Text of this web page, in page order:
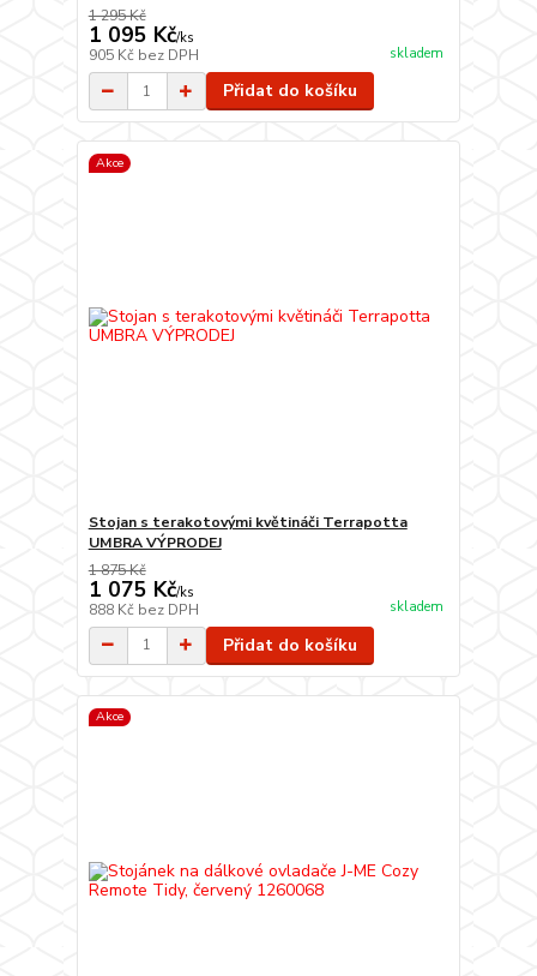
1 295 Kč
1 095 Kč/ks
905 Kč bez DPH skladem
Přidat do košíku
Akce
Stojan s terakotovými květináči Terrapotta
UMBRA VÝPRODEJ
1 875 Kč
1 075 Kč/ks
888 Kč bez DPH skladem
Přidat do košíku
Akce